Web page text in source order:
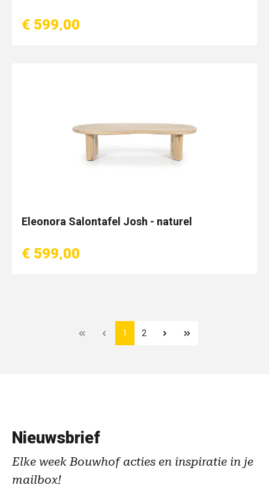
€ 599,00
Eleonora Salontafel Josh - naturel
€ 599,00
1 2
Nieuwsbrief
Elke week Bouwhof acties en inspiratie in je
mailbox!